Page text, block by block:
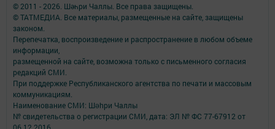
© 2011 - 2026. Шәһри Чаллы. Все права защищены.
© ТАТМЕДИА. Все материалы, размещенные на сайте, защищены
законом.
Перепечатка, воспроизведение и распространение в любом объеме
информации,
размещенной на сайте, возможна только с письменного согласия
редакций СМИ.
При поддержке Республиканского агентства по печати и массовым
коммуникациям.
Наименование СМИ: Шəhри Чаллы
№ свидетельства о регистрации СМИ, дата: ЭЛ № ФС 77-67912 от
06.12.2016